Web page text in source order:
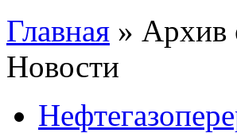
Главная » Архив
Новости